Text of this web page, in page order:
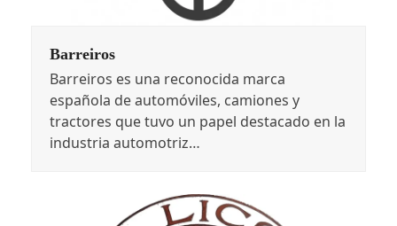
Barreiros
Barreiros es una reconocida marca
española de automóviles, camiones y
tractores que tuvo un papel destacado en la
industria automotriz…